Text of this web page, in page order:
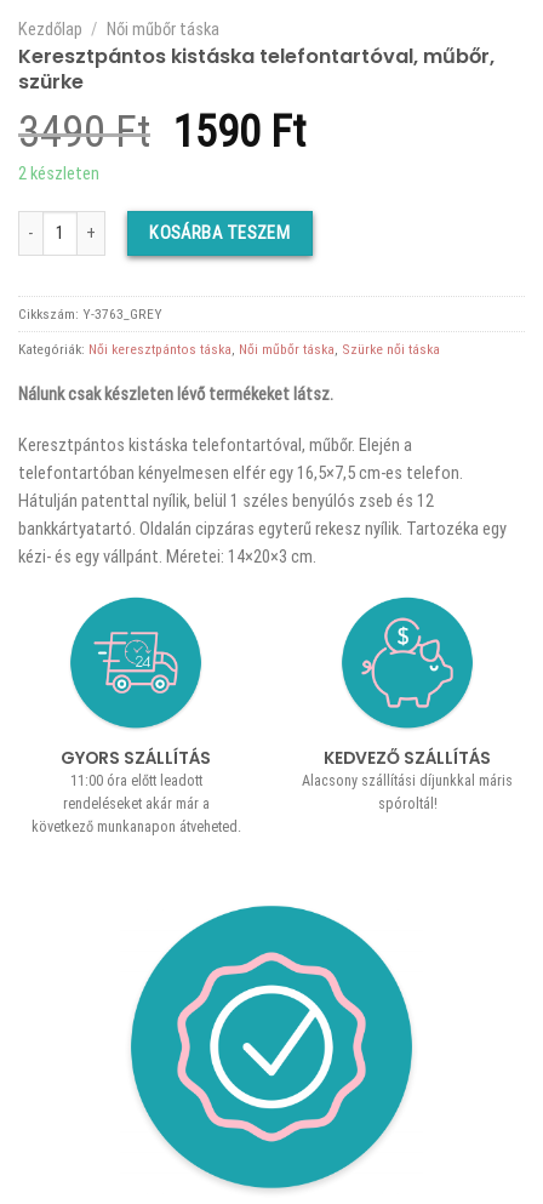
Kezdőlap / Női műbőr táska
Keresztpántos kistáska telefontartóval, műbőr,
szürke
3490Ft Original
was:
3490 Ft.
1590 FtCurrent
is:
1590 Ft.
2 készleten
Keresztpántos kistáska telefontartóval, műbőr, szürke mennyiség
KOSÁRBA TESZEM
Cikkszám: Y-3763_GREY
Kategóriák: Női keresztpántos táska, Női műbőr táska, Szürke női táska
Nálunk csak készleten lévő termékeket látsz.
Keresztpántos kistáska telefontartóval, műbőr. Elején a
telefontartóban kényelmesen elfér egy 16,5×7,5 cm-es telefon.
Hátulján patenttal nyílik, belül 1 széles benyúlós zseb és 12
bankkártyatartó. Oldalán cipzáras egyterű rekesz nyílik. Tartozéka egy
kézi- és egy vállpánt. Méretei: 14×20×3 cm.
GYORS SZÁLLÍTÁS
11:00 óra előtt leadott
rendeléseket akár már a
következő munkanapon átveheted.
KEDVEZŐ SZÁLLÍTÁS
Alacsony szállítási díjunkkal máris
spóroltál!